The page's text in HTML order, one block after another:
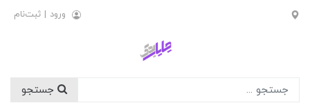
ورود | ثبت‌نام